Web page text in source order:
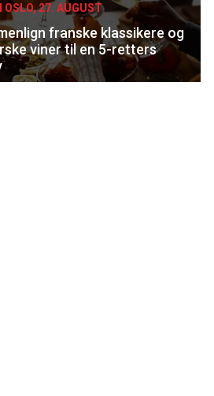
OSLO, 27. AUGUST
franske klassikere og
viner til en 5-retters